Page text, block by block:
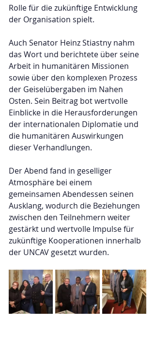
Rolle für die zukünftige Entwicklung
der Organisation spielt.
Auch Senator Heinz Stiastny nahm
das Wort und berichtete über seine
Arbeit in humanitären Missionen
sowie über den komplexen Prozess
der Geiselübergaben im Nahen
Osten. Sein Beitrag bot wertvolle
Einblicke in die Herausforderungen
der internationalen Diplomatie und
die humanitären Auswirkungen
dieser Verhandlungen.
Der Abend fand in geselliger
Atmosphäre bei einem
gemeinsamen Abendessen seinen
Ausklang, wodurch die Beziehungen
zwischen den Teilnehmern weiter
gestärkt und wertvolle Impulse für
zukünftige Kooperationen innerhalb
der UNCAV gesetzt wurden.